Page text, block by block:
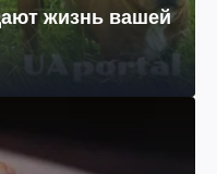
жизнь вашей